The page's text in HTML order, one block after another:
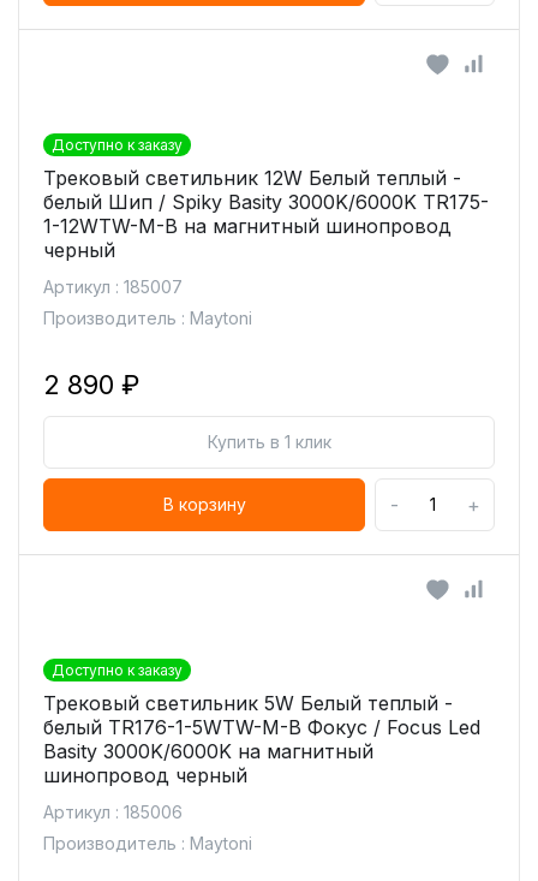
Доступно к заказу
Трековый светильник 12W Белый теплый -
белый Шип / Spiky Basity 3000K/6000K TR175-
1-12WTW-M-B на магнитный шинопровод
черный
Артикул : 185007
Производитель : Maytoni
2 890 ₽
Купить в 1 клик
В корзину - +
Доступно к заказу
Трековый светильник 5W Белый теплый -
белый TR176-1-5WTW-M-B Фокус / Focus Led
Basity 3000K/6000K на магнитный
шинопровод черный
Артикул : 185006
Производитель : Maytoni